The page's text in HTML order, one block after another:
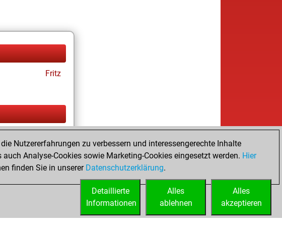
Fritz
Nutzererfahrungen zu verbessern und interessengerechte Inhalte
Analyse-Cookies sowie Marketing-Cookies eingesetzt werden. Hier
finden Sie in unserer Datenschutzerklärung.
Alles
akzeptieren
Alles
ablehnen
Detaillierte
Informationen